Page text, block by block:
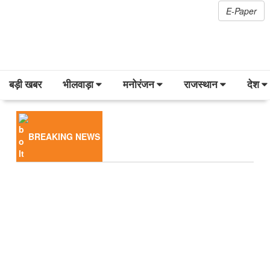
E-Paper
बड़ी खबर भीलवाड़ा मनोरंजन राजस्थान देश
BREAKING NEWS